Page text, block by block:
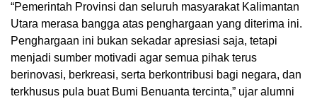
“Pemerintah Provinsi dan seluruh masyarakat Kalimantan
Utara merasa bangga atas penghargaan yang diterima ini.
Penghargaan ini bukan sekadar apresiasi saja, tetapi
menjadi sumber motivadi agar semua pihak terus
berinovasi, berkreasi, serta berkontribusi bagi negara, dan
terkhusus pula buat Bumi Benuanta tercinta,” ujar alumni